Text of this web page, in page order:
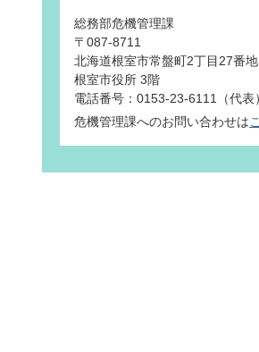
総務部危機管理課
〒087-8711
北海道根室市常盤町2丁目27番地
根室市役所 3階
電話番号：0153-23-6111（代
危機管理課へのお問い合わせは